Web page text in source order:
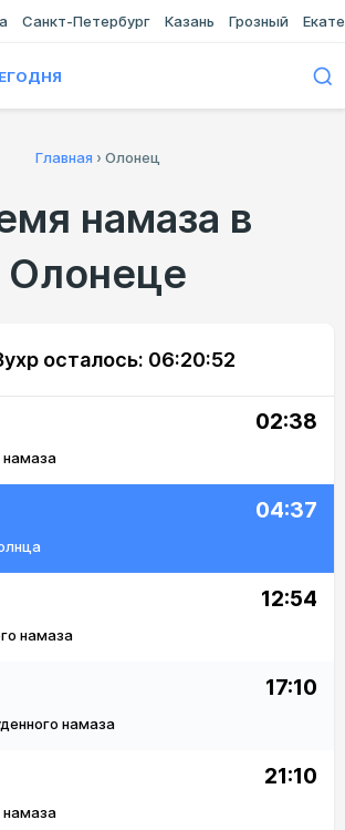
Санкт-Петербург Казань Грозный
Главная › Олонец
намаза в
Олонеце
осталось: 06:20:52
02:38
намаза
04:37
12:54
намаза
17:10
намаза
21:10
намаза